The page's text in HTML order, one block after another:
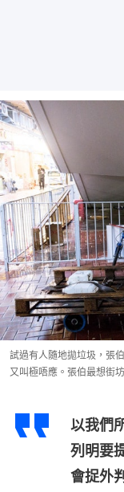
試過有人隨地拋垃圾，張
又叫極唔應。張伯最想街
以我們
列明要
會捉外